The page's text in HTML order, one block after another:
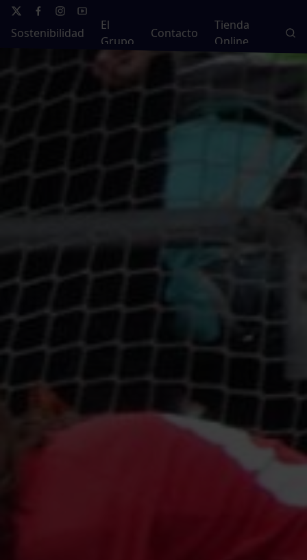
Sostenibilidad
El
Grupo
Contacto
Tienda
Online